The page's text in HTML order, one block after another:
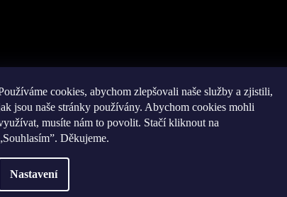
cookies, abychom zlepšovali naše služby a zjistili,
jsou naše stránky používány. Abychom cookies mohli
musíte nám to povolit. Stačí kliknout na
Děkujeme.
Nastavení